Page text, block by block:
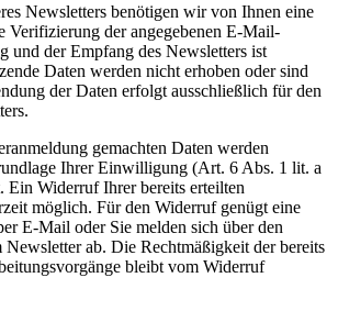
Newsletters benötigen wir von Ihnen eine
Verifizierung der angegebenen E-Mail-
und der Empfang des Newsletters ist
Daten werden nicht erhoben oder sind
der Daten erfolgt ausschließlich für den
gemachten Daten werden
Ihrer Einwilligung (Art. 6 Abs. 1 lit. a
Widerruf Ihrer bereits erteilten
möglich. Für den Widerruf genügt eine
E-Mail oder Sie melden sich über den
ab. Die Rechtmäßigkeit der bereits
bleibt vom Widerruf